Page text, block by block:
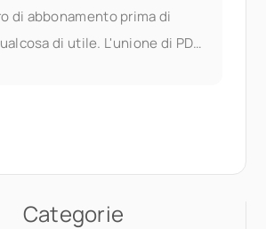
di abbonamento prima di
di utile. L'unione di PDF
Categorie